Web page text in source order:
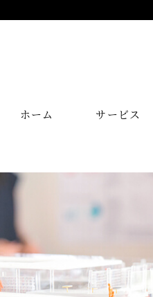
ホーム サービス